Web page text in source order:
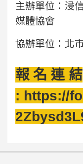
主辦單位：浸
媒體協會
協辦單位：北
報 名 連 結
: https://